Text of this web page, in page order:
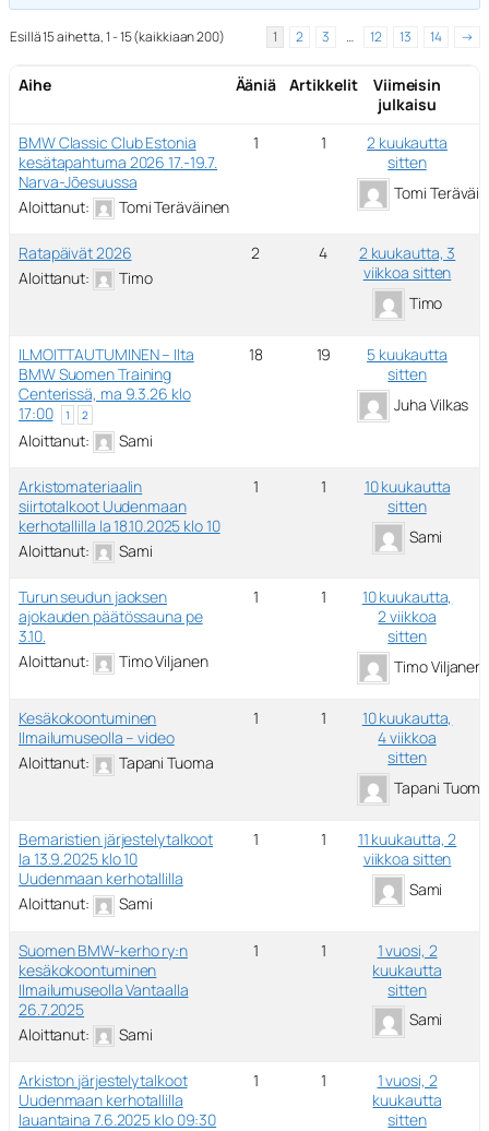
Esillä 15 aihetta, 1 - 15 (kaikkiaan 200) 1 2 3 … 12 13 14 →
Aihe Ääniä Artikkelit
Viimeisin
julkaisu
BMW Classic Club Estonia
kesätapahtuma 2026 17.-19.7.
Narva-Jõesuussa
Aloittanut:
Tomi Teräväinen
1 1
2 kuukautta
sitten
Tomi
Ratapäivät 2026
Aloittanut:
Timo
2 4
2 kuukautta, 3
viikkoa sitten
Timo
ILMOITTAUTUMINEN – Ilta
BMW Suomen Training
Centerissä, ma 9.3.26 klo
17:00
1 2
Aloittanut: Sami
18 19
5 kuukautta
sitten
Juha Vilkas
Arkistomateriaalin
siirtotalkoot Uudenmaan
kerhotallilla la 18.10.2025 klo 10
Aloittanut:
Sami
1 1
10 kuukautta
sitten
Sami
Turun seudun jaoksen
ajokauden päätössauna pe
3.10.
Aloittanut:
Timo Viljanen
1 1
10 kuukautta,
2 viikkoa
sitten
Timo Viljanen
Kesäkokoontuminen
Ilmailumuseolla – video
Aloittanut:
Tapani Tuoma
1 1
10 kuukautta,
4 viikkoa
sitten
Tapani Tuoma
Bemaristien järjestelytalkoot
la 13.9.2025 klo 10
Uudenmaan kerhotallilla
Aloittanut:
Sami
1 1
11 kuukautta, 2
viikkoa sitten
Sami
Suomen BMW-kerho ry:n
kesäkokoontuminen
Ilmailumuseolla Vantaalla
26.7.2025
Aloittanut:
Sami
1 1
1 vuosi, 2
kuukautta
sitten
Sami
Arkiston järjestelytalkoot
Uudenmaan kerhotallilla
lauantaina 7.6.2025 klo 09:30
1 1
1 vuosi, 2
kuukautta
sitten